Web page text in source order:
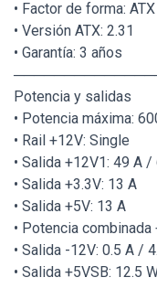
• Factor de forma: ATX
• Versión ATX: 2.31
• Garantía: 3 años
Potencia y salidas
• Potencia máxima:
• Rail +12V: Single
• Salida +12V1: 49 A /
• Salida +3.3V: 13 A
• Salida +5V: 13 A
• Potencia combinada
• Salida -12V: 0.5 A /
• Salida +5VSB: 12.5